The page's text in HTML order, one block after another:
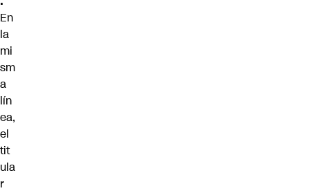
En
la
mi
sm
a
lín
ea,
el
tit
ula
r